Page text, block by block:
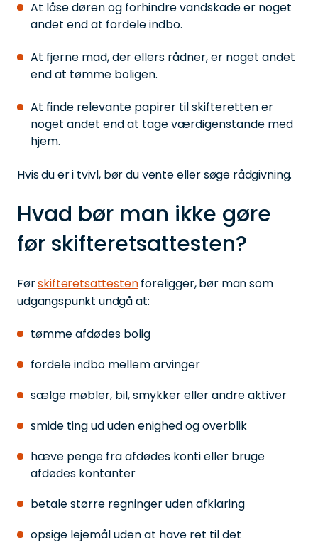
At låse døren og forhindre vandskade er noget
andet end at fordele indbo.
At fjerne mad, der ellers rådner, er noget andet
end at tømme boligen.
At finde relevante papirer til skifteretten er
noget andet end at tage værdigenstande med
hjem.
Hvis du er i tvivl, bør du vente eller søge rådgivning.
Hvad bør man ikke gøre
før skifteretsattesten?
Førskifteretsattestenforeligger, bør man som
udgangspunkt undgå at:
tømme afdødes bolig
fordele indbo mellem arvinger
sælge møbler, bil, smykker eller andre aktiver
smide ting ud uden enighed og overblik
hæve penge fra afdødes konti eller bruge
afdødes kontanter
betale større regninger uden afklaring
opsige lejemål uden at have ret til det